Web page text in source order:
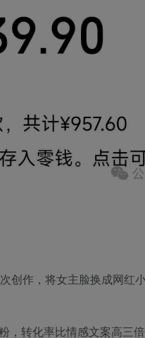
创作，将女主脸换成网红
转化率比情感文案高三倍